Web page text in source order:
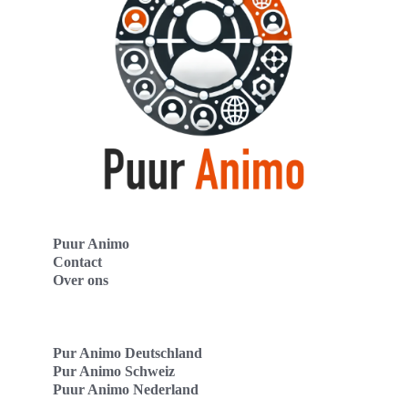
Puur Animo
Contact
Over ons
Pur Animo Deutschland
Pur Animo Schweiz
Puur Animo Nederland